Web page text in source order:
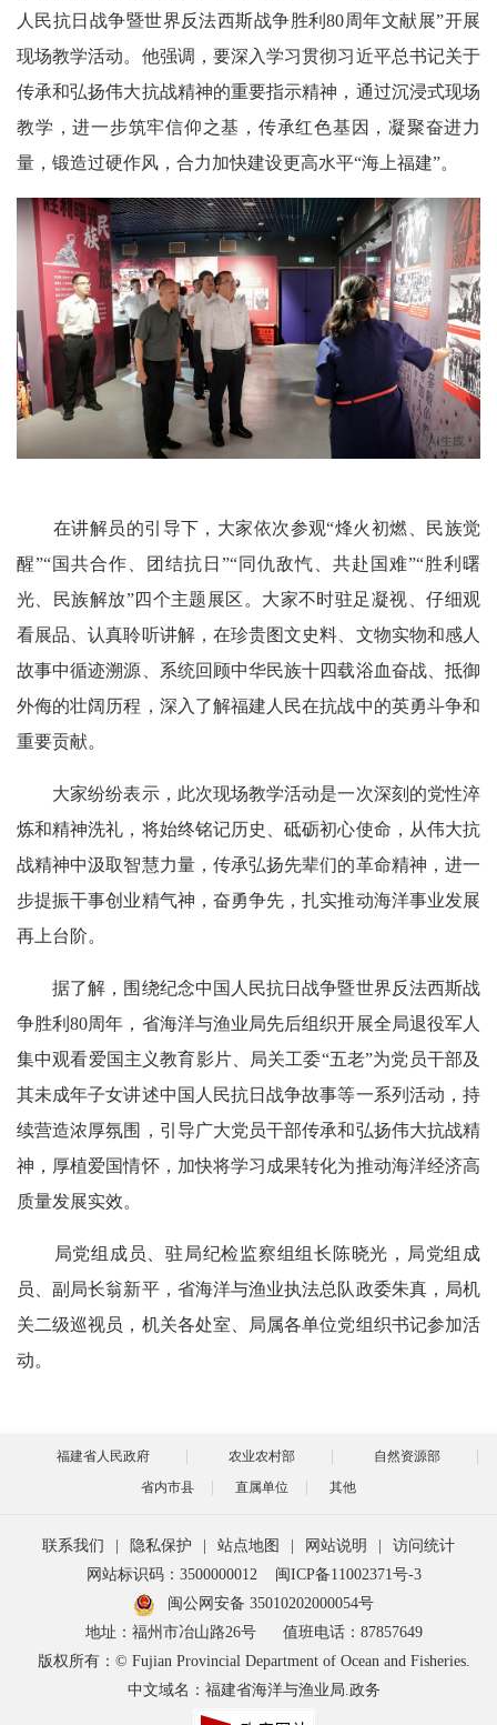
人民抗日战争暨世界反法西斯战争胜利80周年文献展”开展
现场教学活动。他强调，要深入学习贯彻习近平总书记关于
传承和弘扬伟大抗战精神的重要指示精神，通过沉浸式现场
教学，进一步筑牢信仰之基，传承红色基因，凝聚奋进力
量，锻造过硬作风，合力加快建设更高水平“海上福建”。
在讲解员的引导下，大家依次参观“烽火初燃、民族觉
醒”“国共合作、团结抗日”“同仇敌忾、共赴国难”“胜利曙
光、民族解放”四个主题展区。大家不时驻足凝视、仔细观
看展品、认真聆听讲解，在珍贵图文史料、文物实物和感人
故事中循迹溯源、系统回顾中华民族十四载浴血奋战、抵御
外侮的壮阔历程，深入了解福建人民在抗战中的英勇斗争和
重要贡献。
大家纷纷表示，此次现场教学活动是一次深刻的党性淬
炼和精神洗礼，将始终铭记历史、砥砺初心使命，从伟大抗
战精神中汲取智慧力量，传承弘扬先辈们的革命精神，进一
步提振干事创业精气神，奋勇争先，扎实推动海洋事业发展
再上台阶。
据了解，围绕纪念中国人民抗日战争暨世界反法西斯战
争胜利80周年，省海洋与渔业局先后组织开展全局退役军人
集中观看爱国主义教育影片、局关工委“五老”为党员干部及
其未成年子女讲述中国人民抗日战争故事等一系列活动，持
续营造浓厚氛围，引导广大党员干部传承和弘扬伟大抗战精
神，厚植爱国情怀，加快将学习成果转化为推动海洋经济高
质量发展实效。
局党组成员、驻局纪检监察组组长陈晓光，局党组成
员、副局长翁新平，省海洋与渔业执法总队政委朱真，局机
关二级巡视员，机关各处室、局属各单位党组织书记参加活
动。
福建省人民政府 农业农村部
自然资源部
省内市县
直属单位 其他
联系我们 隐私保护 站点地图 网站说明
访问统计
网站标识码：3500000012
闽ICP备11002371号-3
闽公网安备 35010202000054号
地址：福州市冶山路26号
值班电话：87857649
版权所有：© Fujian Provincial Department of Ocean and Fisheries.
中文域名：福建省海洋与渔业局.政务